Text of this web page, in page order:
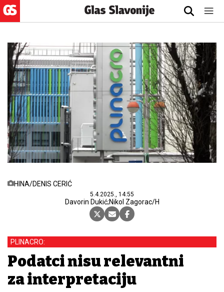
HINA/DENIS CERIĆ
5.4.2025., 14:55
Davorin Dukić;Nikol Zagorac/H
PLINACRO:
Podatci nisu relevantni
za interpretaciju